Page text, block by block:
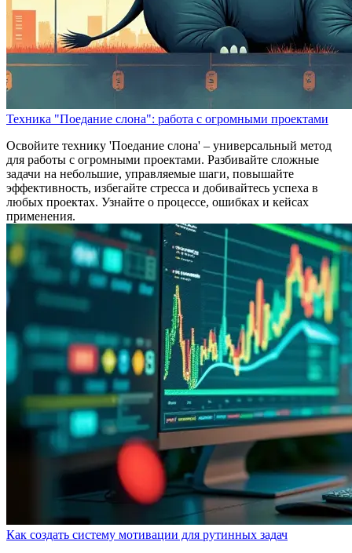
Техника "Поедание слона": работа с огромными проектами
Освойите технику 'Поедание слона' – универсальный метод
для работы с огромными проектами. Разбивайте сложные
задачи на небольшие, управляемые шаги, повышайте
эффективность, избегайте стресса и добивайтесь успеха в
любых проектах. Узнайте о процессе, ошибках и кейсах
применения.
Как создать систему мотивации для рутинных задач